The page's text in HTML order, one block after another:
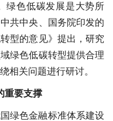
绿色低碳发展是大势所
共中央、国务院印发的
型的意见》提出，研究
绿色低碳转型提供合理
相关问题进行研讨。
重要支撑
绿色金融标准体系建设